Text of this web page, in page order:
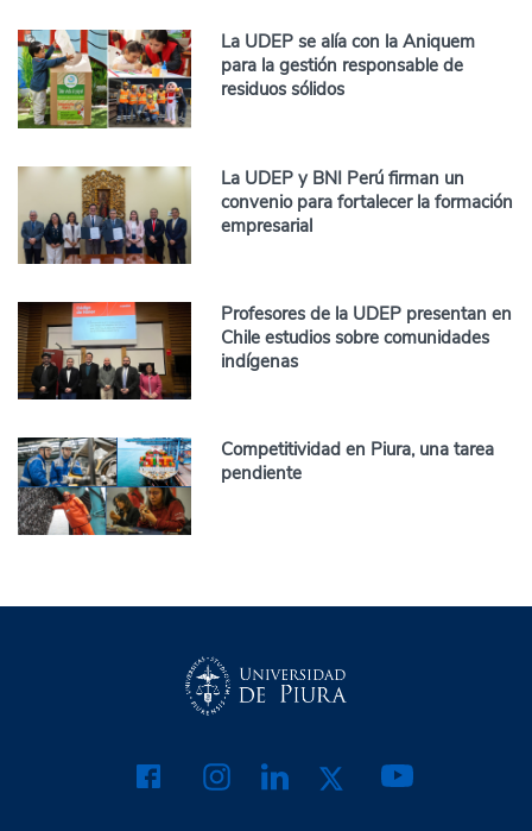
La UDEP se alía con la Aniquem
para la gestión responsable de
residuos sólidos
La UDEP y BNI Perú firman un
convenio para fortalecer la formación
empresarial
Profesores de la UDEP presentan en
Chile estudios sobre comunidades
indígenas
Competitividad en Piura, una tarea
pendiente